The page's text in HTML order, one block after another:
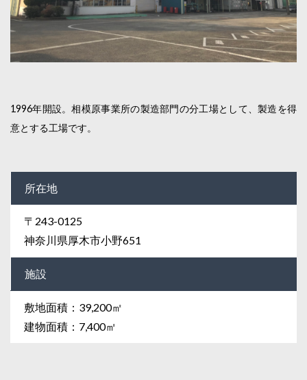
1996年開設。相模原事業所の製造部門の分工場として、製造を得
意とする工場です。
所在地
〒243-0125
神奈川県厚木市小野651
施設
敷地面積：39,200㎡
建物面積：7,400㎡